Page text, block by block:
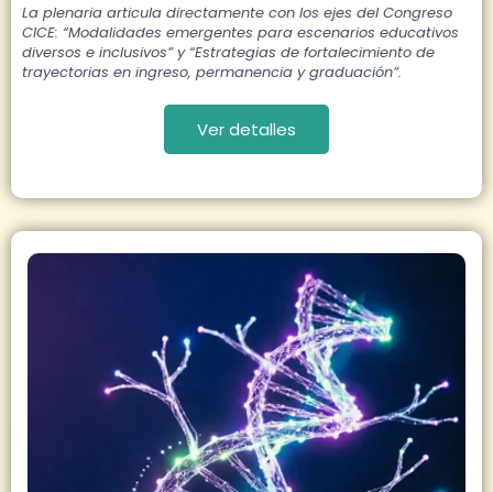
La plenaria articula directamente con los ejes del Congreso
CICE: “Modalidades emergentes para escenarios educativos
diversos e inclusivos” y “Estrategias de fortalecimiento de
trayectorias en ingreso, permanencia y graduación”.
Ver detalles